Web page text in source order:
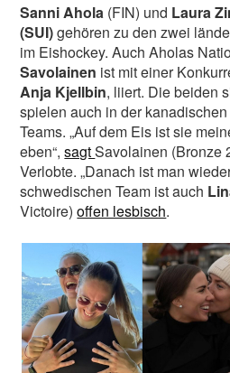
Sanni Ahola (FIN) und Laura
(SUI)gehören zu den zwei
im Eishockey. Auch Aholas
Savolainen ist mit einer
Anja Kjellbin, liiert. Die beiden
spielen auch in der
Teams. „Auf dem Eis ist sie
eben“,sagtSavolainen (Bronze
Verlobte. „Danach ist man
schwedischen Team ist auch
Victoire)offen lesbisch.